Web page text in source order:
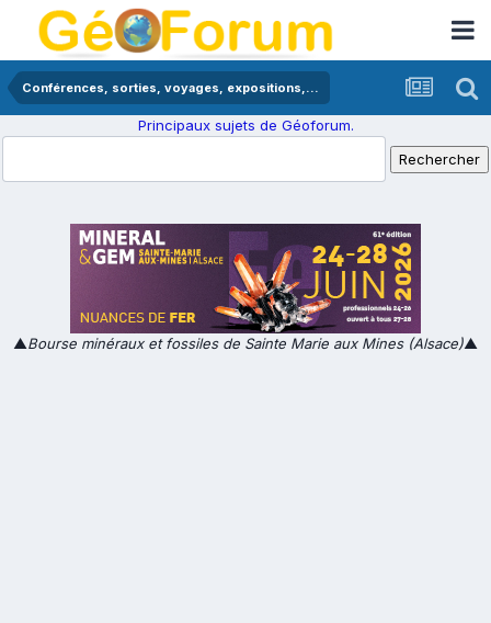
Conférences, sorties, voyages, expositions,...
Principaux sujets de Géoforum.
▲Bourse minéraux et fossiles de Sainte Marie aux Mines (Alsace)▲